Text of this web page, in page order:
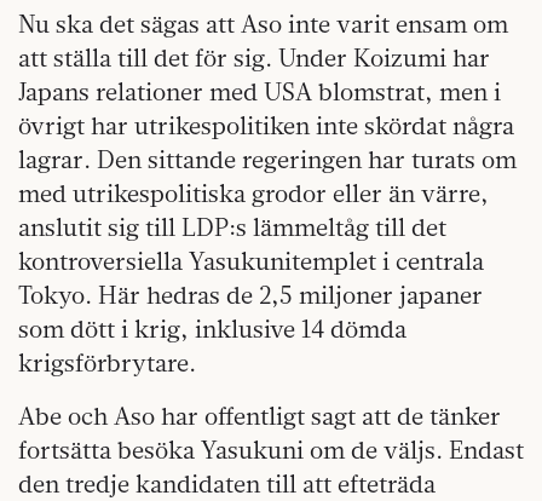
Nu ska det sägas att Aso inte varit ensam om
att ställa till det för sig. Under Koizumi har
Japans relationer med USA blomstrat, men i
övrigt har utrikespolitiken inte skördat några
lagrar. Den sittande regeringen har turats om
med utrikespolitiska grodor eller än värre,
anslutit sig till LDP:s lämmeltåg till det
kontroversiella Yasukunitemplet i centrala
Tokyo. Här hedras de 2,5 miljoner japaner
som dött i krig, inklusive 14 dömda
krigsförbrytare.
Abe och Aso har offentligt sagt att de tänker
fortsätta besöka Yasukuni om de väljs. Endast
den tredje kandidaten till att efteträda